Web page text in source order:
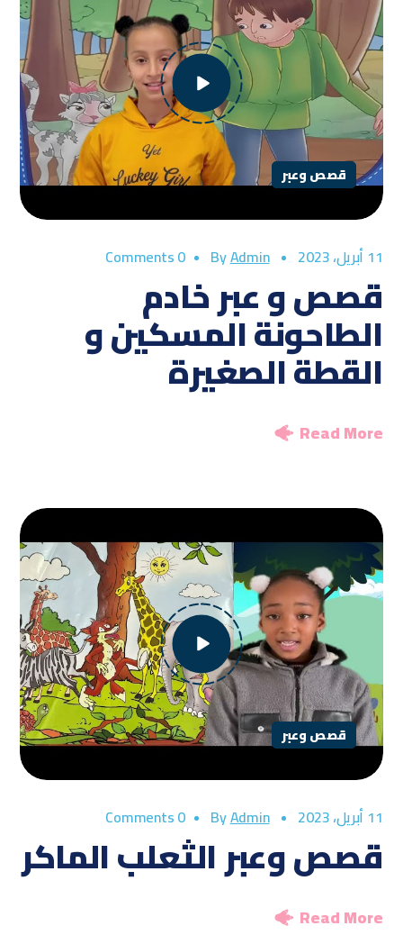
قصص وعبر
11 أبريل، 2023 By
Admin
0 Comments
قصص و عبر خادم
الطاحونة المسكين و
القطة الصغيرة
Read More
قصص وعبر
11 أبريل، 2023 By
Admin
0 Comments
قصص وعبر الثعلب الماكر
Read More